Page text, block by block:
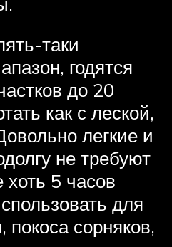
таки
годятся
до 20
как с леской,
легкие и
не требуют
5 часов
для
покоса сорняков,